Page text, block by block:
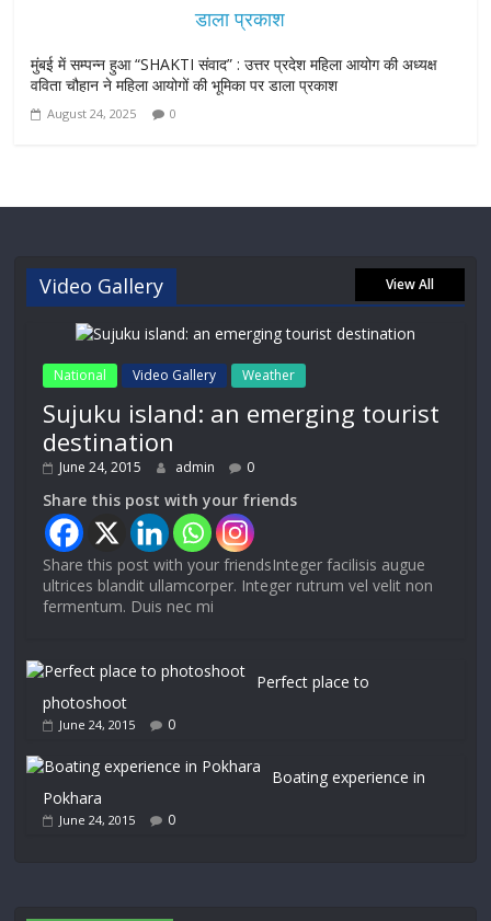
मुंबई में सम्पन्न हुआ “SHAKTI संवाद” : उत्तर प्रदेश महिला आयोग की अध्यक्ष
वविता चौहान ने महिला आयोगों की भूमिका पर डाला प्रकाश
August 24, 2025 0
Video Gallery View All
National Video Gallery Weather
Sujuku island: an emerging tourist
destination
June 24, 2015 admin 0
Share this post with your friends
Share this post with your friendsInteger facilisis augue
ultrices blandit ullamcorper. Integer rutrum vel velit non
fermentum. Duis nec mi
Perfect place to
photoshoot
June 24, 2015 0
Boating experience in
Pokhara
June 24, 2015 0